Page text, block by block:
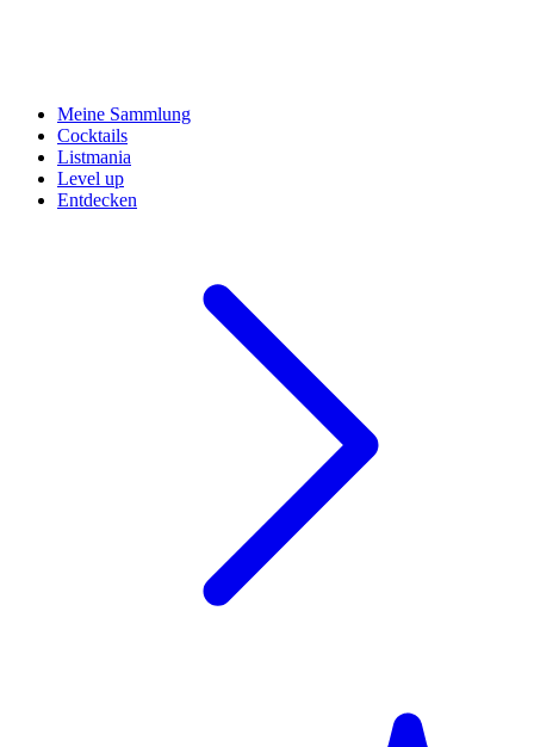
Meine Sammlung
Cocktails
Listmania
Level up
Entdecken